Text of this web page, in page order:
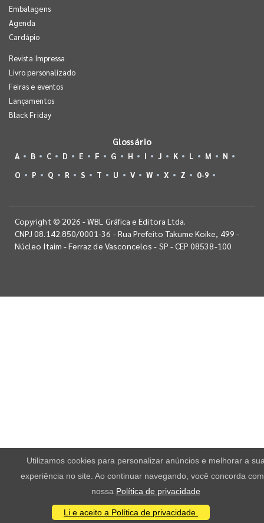
Embalagens
Agenda
Cardápio
Revista Impressa
Livro personalizado
Feiras e eventos
Lançamentos
Black Friday
Glossário
A B C D E F G H I J K L M
N
O
P Q R S T U V W X Z 0-9
Copyright © 2026 - WBL Gráfica e Editora Ltda.
CNPJ 08.142.850/0001-36 - Rua Prefeito Takume Koike, 499 -
Núcleo Itaim - Ferraz de Vasconcelos - SP - CEP 08538-100
Utilizamos cookies para personalizar anúncios e melhorar a
experiência no site. Ao continuar navegando, você concorda
nossa Política de privacidade
Li e aceito a Política de privacidade.